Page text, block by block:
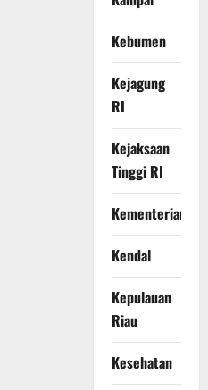
Kebumen
Kejagung
RI
Kejaksaan
Tinggi RI
Kementerian
Kendal
Kepulauan
Riau
Kesehatan